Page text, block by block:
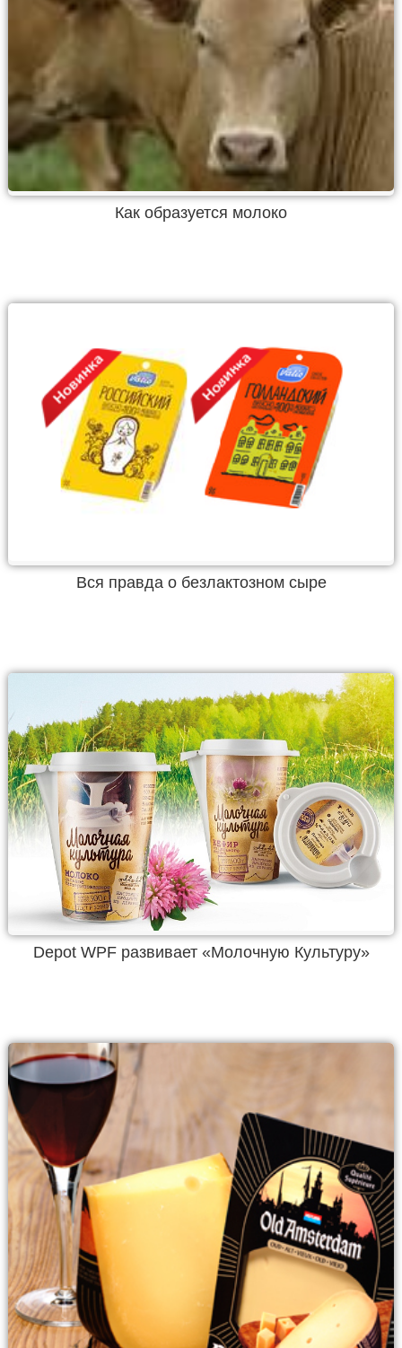
Как образуется молоко
Вся правда о безлактозном сыре
Depot WPF развивает «Молочную Культуру»